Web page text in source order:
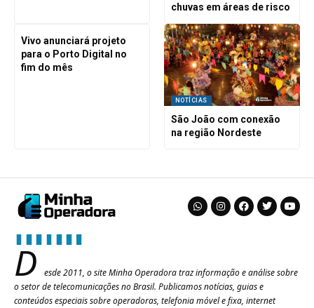
chuvas em áreas de risco
Vivo anunciará projeto
para o Porto Digital no
fim do mês
NOTÍCIAS
São João com conexão
na região Nordeste
D
esde 2011, o site Minha Operadora traz informação e análise sobre
o setor de telecomunicações no Brasil. Publicamos notícias, guias e
conteúdos especiais sobre operadoras, telefonia móvel e fixa, internet